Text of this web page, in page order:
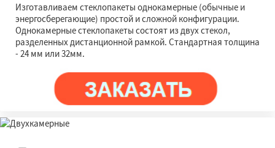
Изготавливаем стеклопакеты однокамерные (обычные и
энергосберегающие) простой и сложной конфигурации.
Однокамерные стеклопакеты состоят из двух стекол,
разделенных дистанционной рамкой. Стандартная толщина
- 24 мм или 32мм.